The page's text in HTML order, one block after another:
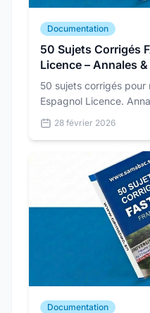
Documentation
50 Sujets Corrigés
Licence – Annales
50 sujets corrigés pour
Espagnol Licence.
détaillés pour vous
réelles du concours.
28 février 2026
Documentation